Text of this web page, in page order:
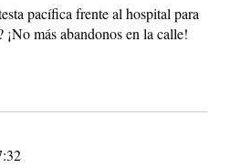
pacífica frente al hospital para
más abandonos en la calle!